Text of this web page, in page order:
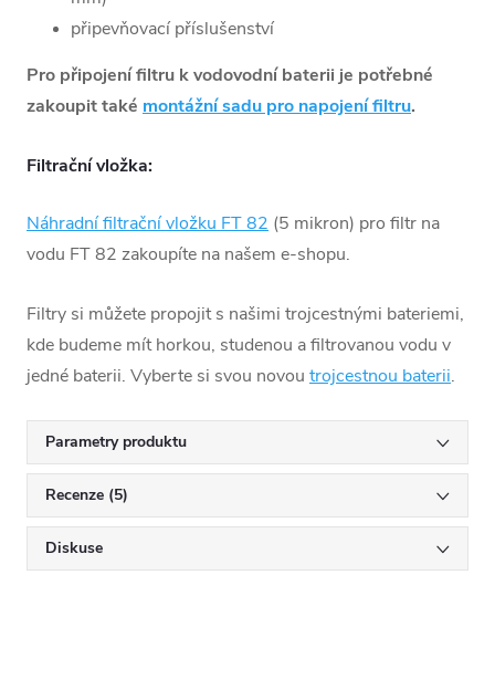
připevňovací příslušenství
Pro připojení filtru k vodovodní baterii je potřebné
zakoupit také montážní sadu pro napojení filtru.
Filtrační vložka:
Náhradní filtrační vložku FT 82 (5 mikron) pro filtr na
vodu FT 82 zakoupíte na našem e-shopu.
Filtry si můžete propojit s našimi trojcestnými bateriemi,
kde budeme mít horkou, studenou a filtrovanou vodu v
jedné baterii. Vyberte si svou novou trojcestnou baterii.
Parametry produktu
Recenze (5)
Diskuse